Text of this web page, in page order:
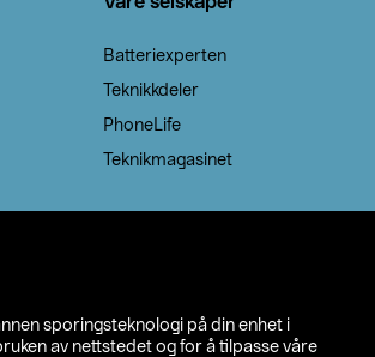
sporingsteknologi på din enhet i
av nettstedet og for å tilpasse våre
Batteriexperten
Teknikkdeler
PhoneLife
Teknikmagasinet